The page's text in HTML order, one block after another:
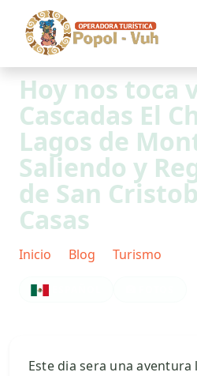
Hoy nos toca
Cascadas El
Lagos de
Saliendo y
de San
Casas
Inicio Blog Turismo
Este dia sera una